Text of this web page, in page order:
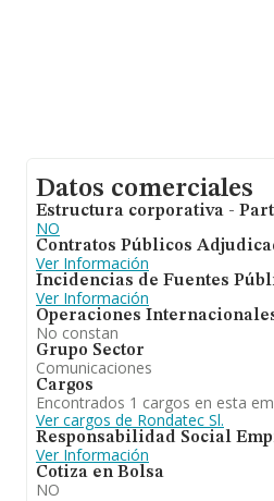
Datos comerciales
Estructura corporativa -
NO
Contratos Públicos
Ver Información
Incidencias de Fuentes
Ver Información
Operaciones
No constan
Grupo Sector
Comunicaciones
Cargos
Encontrados 1 cargos en esta
Ver cargos de Rondatec Sl.
Responsabilidad Social
Ver Información
Cotiza en Bolsa
NO